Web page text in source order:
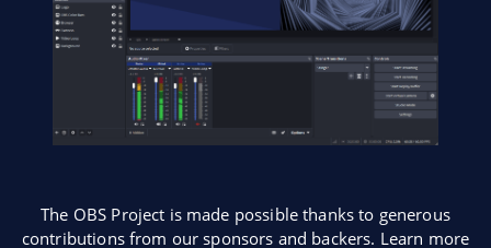
The OBS Project is made possible thanks to generous
contributions from our sponsors and backers. Learn more